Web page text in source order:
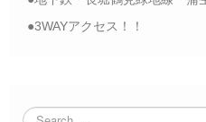
●3WAYアクセス！！